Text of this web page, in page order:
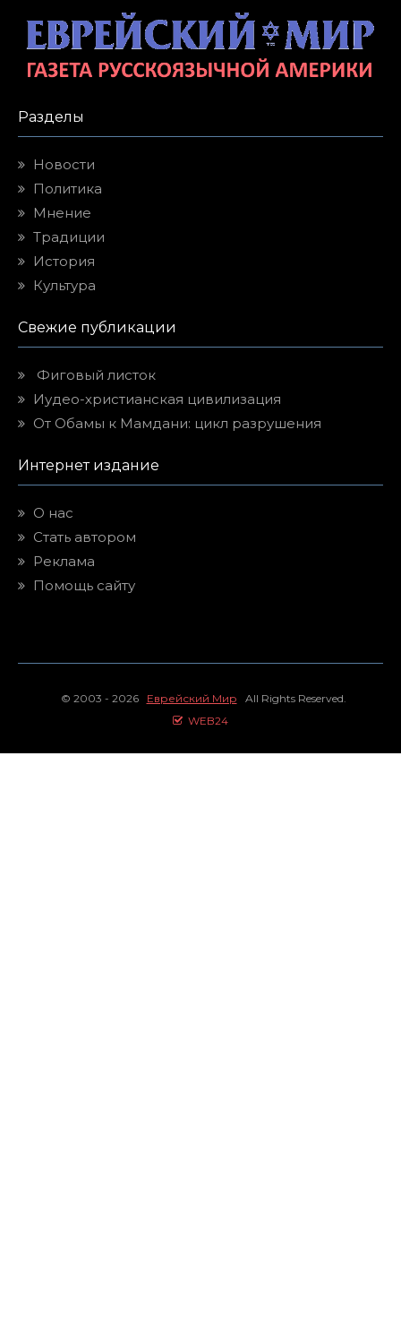
Разделы
Новости
Политика
Мнение
Традиции
История
Культура
Свежие публикации
Фиговый листок
Иудео-христианская цивилизация
От Обамы к Мамдани: цикл разрушения
Интернет издание
О нас
Стать автором
Реклама
Помощь сайту
© 2003 - 2026 Еврейский Мир All Rights Reserved.
WEB24